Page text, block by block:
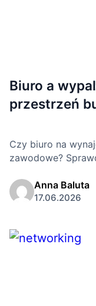
Biuro a
przestrzeń
Czy biuro na
zawodowe?
Anna Baluta
17.06.2026